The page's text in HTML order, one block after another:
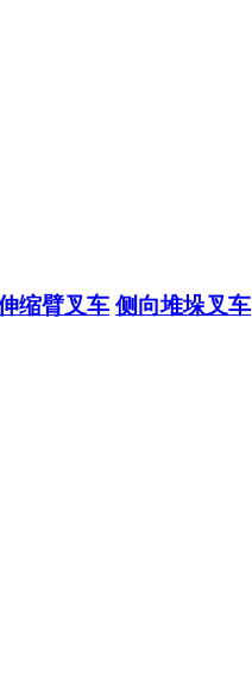
缩臂叉车 侧向堆垛叉车